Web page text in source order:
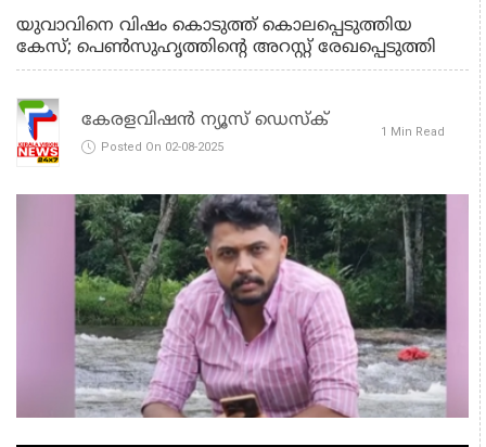
യുവാവിനെ വിഷം കൊടുത്ത് കൊലപ്പെടുത്തിയ
കേസ്; പെണ്‍സുഹൃത്തിന്റെ അറസ്റ്റ് രേഖപ്പെടുത്തി
കേരളവിഷൻ ന്യൂസ് ഡെസ്‌ക്
Posted On 02-08-2025
1 Min Read